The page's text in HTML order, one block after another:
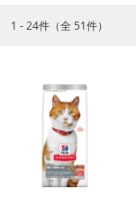
1 - 24件（全 51件）